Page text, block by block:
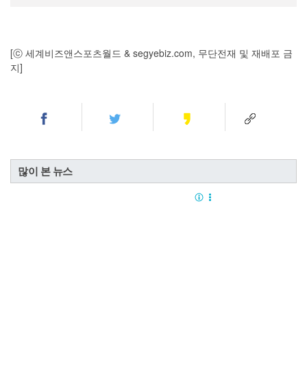
[ⓒ 세계비즈앤스포츠월드 & segyebiz.com, 무단전재 및 재배포 금
지]
많이 본 뉴스